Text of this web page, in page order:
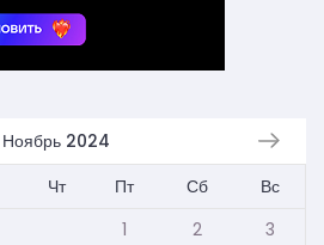
Ноябрь 2024
Чт Пт Сб
Вс
1
2
3